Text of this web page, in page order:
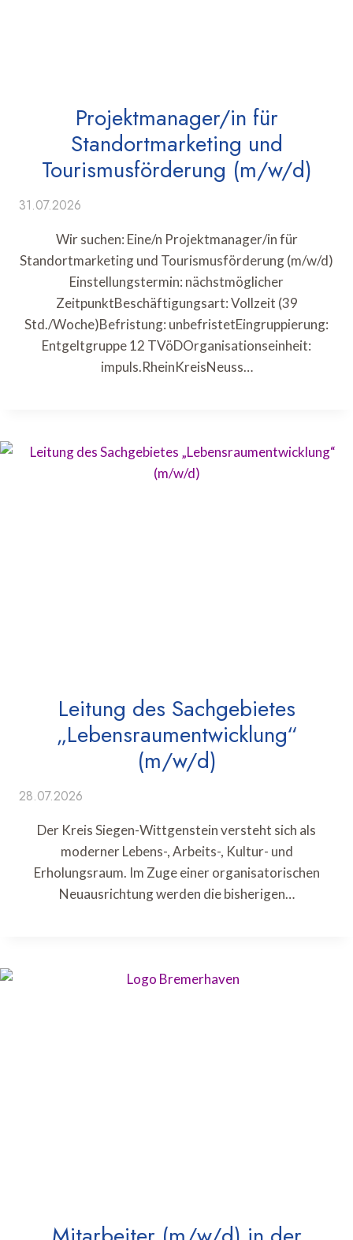
Projektmanager/in für
Standortmarketing und
Tourismusförderung (m/w/d)
31.07.2026
Wir suchen: Eine/n Projektmanager/in für
Standortmarketing und Tourismusförderung (m/w/d)
Einstellungstermin: nächstmöglicher
ZeitpunktBeschäftigungsart: Vollzeit (39
Std./Woche)Befristung: unbefristetEingruppierung:
Entgeltgruppe 12 TVöDOrganisationseinheit:
impuls.RheinKreisNeuss…
Leitung des Sachgebietes
„Lebensraumentwicklung“
(m/w/d)
28.07.2026
Der Kreis Siegen-Wittgenstein versteht sich als
moderner Lebens-, Arbeits-, Kultur- und
Erholungsraum. Im Zuge einer organisatorischen
Neuausrichtung werden die bisherigen…